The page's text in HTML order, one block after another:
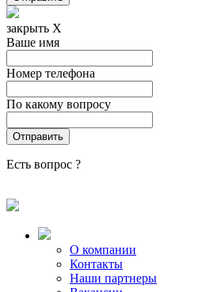
закрыть X
Ваше имя
Номер телефона
По какому вопросу
Есть вопрос ?
О компании
Контакты
Наши партнеры